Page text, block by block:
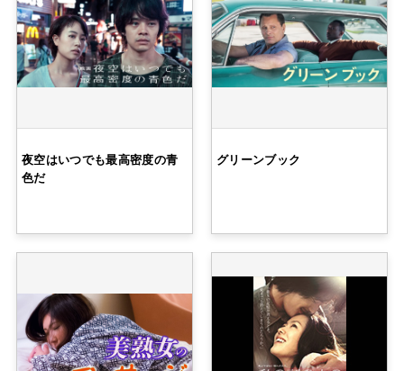
夜空はいつでも最高密度の青
色だ
グリーンブック